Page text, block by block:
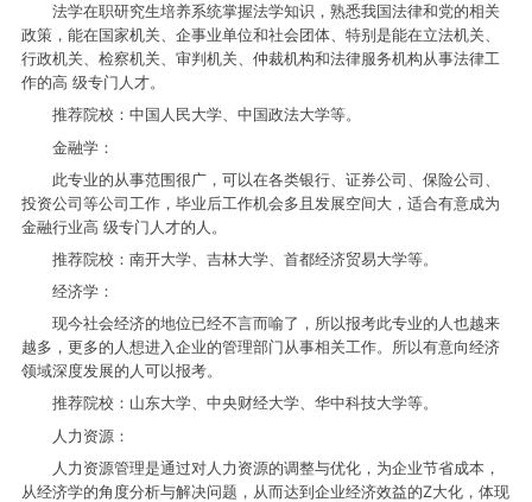
法学在职研究生培养系统掌握法学知识，熟悉我国法律和党的相关
政策，能在国家机关、企事业单位和社会团体、特别是能在立法机关、
行政机关、检察机关、审判机关、仲裁机构和法律服务机构从事法律工
作的高 级专门人才。
推荐院校：中国人民大学、中国政法大学等。
金融学：
此专业的从事范围很广，可以在各类银行、证券公司、保险公司、
投资公司等公司工作，毕业后工作机会多且发展空间大，适合有意成为
金融行业高 级专门人才的人。
推荐院校：南开大学、吉林大学、首都经济贸易大学等。
经济学：
现今社会经济的地位已经不言而喻了，所以报考此专业的人也越来
越多，更多的人想进入企业的管理部门从事相关工作。所以有意向经济
领域深度发展的人可以报考。
推荐院校：山东大学、中央财经大学、华中科技大学等。
人力资源：
人力资源管理是通过对人力资源的调整与优化，为企业节省成本，
从经济学的角度分析与解决问题，从而达到企业经济效益的Z大化，体现